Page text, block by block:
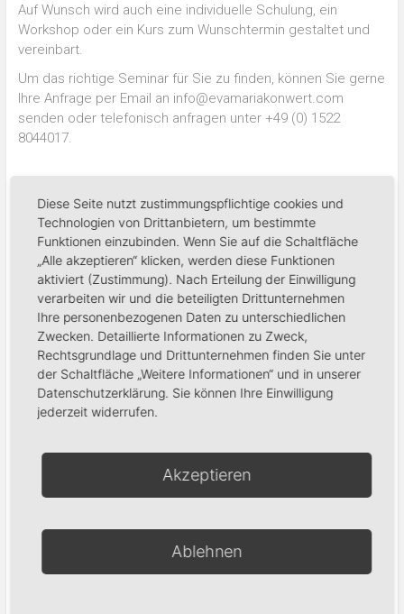
Auf Wunsch wird auch eine individuelle Schulung, ein
Workshop oder ein Kurs zum Wunschtermin gestaltet und
vereinbart.
Um das richtige Seminar für Sie zu finden, können Sie gerne
Ihre Anfrage per Email an info@evamariakonwert.com
senden oder telefonisch anfragen unter +49 (0) 1522
8044017.
Fragen oder Wünsche?
Bei allgemeinen Fragen oder Terminwünschen stehe ich
Ihnen jederzeit gerne zur Verfügung.
Nutzen Sie hierfür die angegebene Emailadresse oder
Telefonnummer.
Eva-Maria Konwert
Ich wünsche euch viel Spaß beim eintauchen in die Welt der
Eure Eva-Maria Konwert
Diese Seite nutzt zustimmungspflichtige cookies und
Technologien von Drittanbietern, um bestimmte
Funktionen einzubinden. Wenn Sie auf die Schaltfläche
„Alle akzeptieren“ klicken, werden diese Funktionen
aktiviert (Zustimmung). Nach Erteilung der Einwilligung
verarbeiten wir und die beteiligten Drittunternehmen
Ihre personenbezogenen Daten zu unterschiedlichen
Zwecken. Detaillierte Informationen zu Zweck,
Rechtsgrundlage und Drittunternehmen finden Sie unter
der Schaltfläche „Weitere Informationen“ und in unserer
Datenschutzerklärung. Sie können Ihre Einwilligung
jederzeit widerrufen.
Akzeptieren
Ablehnen